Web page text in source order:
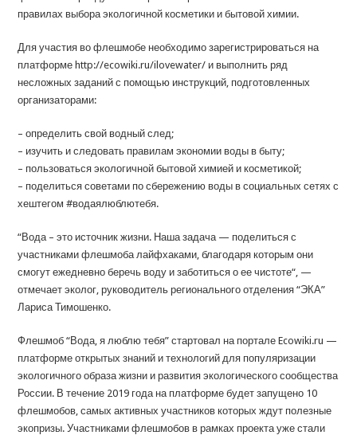
правилах выбора экологичной косметики и бытовой химии.
Для участия во флешмобе необходимо зарегистрироваться на
платформе http://ecowiki.ru/ilovewater/ и выполнить ряд
несложных заданий с помощью инструкций, подготовленных
организаторами:
– определить свой водный след;
– изучить и следовать правилам экономии воды в быту;
– пользоваться экологичной бытовой химией и косметикой;
– поделиться советами по сбережению воды в социальных сетях с
хештегом #водаялюблютебя.
“Вода – это источник жизни. Наша задача — поделиться с
участниками флешмоба лайфхаками, благодаря которым они
смогут ежедневно беречь воду и заботиться о ее чистоте“, —
отмечает эколог, руководитель регионального отделения “ЭКА”
Лариса Тимошенко.
Флешмоб “Вода, я люблю тебя” стартовал на портале Ecowiki.ru —
платформе открытых знаний и технологий для популяризации
экологичного образа жизни и развития экологического сообщества
России. В течение 2019 года на платформе будет запущено 10
флешмобов, самых активных участников которых ждут полезные
экопризы. Участниками флешмобов в рамках проекта уже стали